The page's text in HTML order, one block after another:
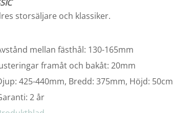
storsäljare och klassiker.
mellan fästhål: 130-165mm
framåt och bakåt: 20mm
425-440mm, Bredd: 375mm, Höjd: 50cm
2 år